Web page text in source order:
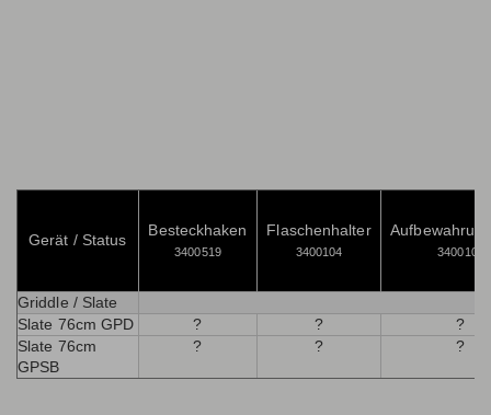
Gerät / Status
Besteckhaken
3400519
Flaschenhalter
3400104 3400105
Griddle / Slate
Slate 76cm GPD
? ?
?
Slate 76cm
GPSB
? ? ?